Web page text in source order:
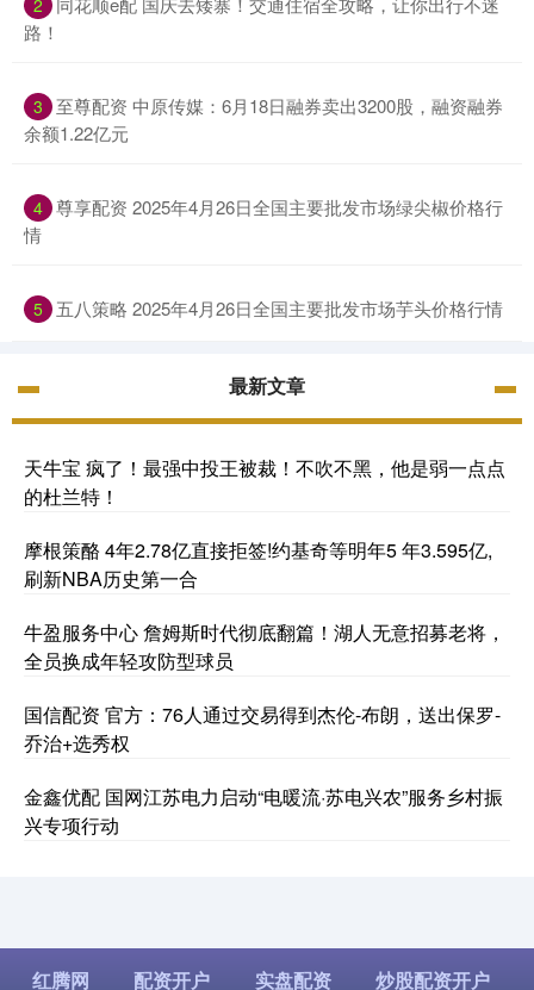
路！
3 至尊配资 中原传媒：6月18日融券卖出3200股，融资融券
余额1.22亿元
4 尊享配资 2025年4月26日全国主要批发市场绿尖椒价格行
情
5 五八策略 2025年4月26日全国主要批发市场芋头价格行情
最新文章
天牛宝 疯了！最强中投王被裁！不吹不黑，他是弱一点点
的杜兰特！
摩根策酪 4年2.78亿直接拒签!约基奇等明年5 年3.595亿,
刷新NBA历史第一合
牛盈服务中心 詹姆斯时代彻底翻篇！湖人无意招募老将，
全员换成年轻攻防型球员
国信配资 官方：76人通过交易得到杰伦-布朗，送出保罗-
乔治+选秀权
金鑫优配 国网江苏电力启动“电暖流·苏电兴农”服务乡村振
兴专项行动
红腾网 配资开户 实盘配资 炒股配资开户